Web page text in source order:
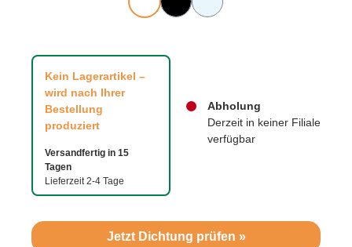
Jetzt Dichtung prüfen »
Kein Lagerartikel –
wird nach Ihrer
Bestellung
produziert
Versandfertig in 15
Tagen
Lieferzeit 2-4 Tage
Abholung
Derzeit in keiner Filiale
verfügbar